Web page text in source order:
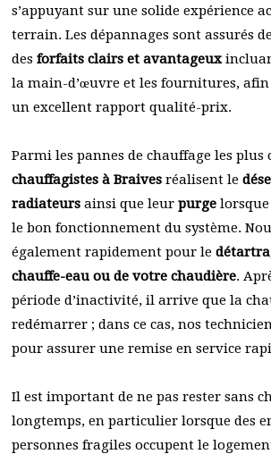
s’appuyant sur une solide expérience
terrain. Les dépannages sont assurés
des forfaits clairs et avantageux
la main-d’œuvre et les fournitures,
un excellent rapport qualité-prix.
Parmi les pannes de chauffage les plus
chauffagistes à Braives réalisent le
radiateurs ainsi que leur purge lorsque
le bon fonctionnement du système.
également rapidement pour le
chauffe-eau ou de votre chaudière.
période d’inactivité, il arrive que la
redémarrer ; dans ce cas, nos
pour assurer une remise en service
Il est important de ne pas rester sans
longtemps, en particulier lorsque des
personnes fragiles occupent le